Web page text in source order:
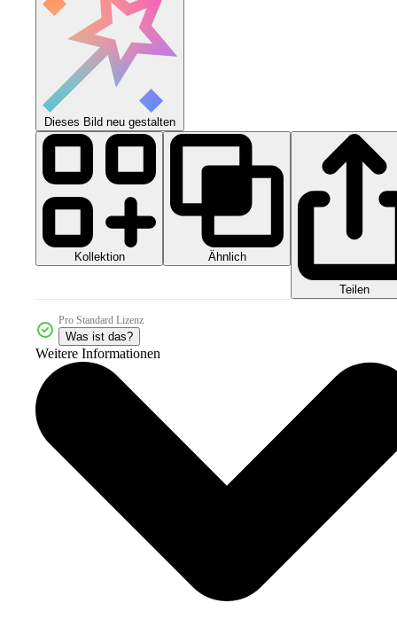
Dieses Bild neu gestalten
Kollektion Ähnlich
Teilen
Pro Standard Lizenz
Was ist das?
Weitere Informationen